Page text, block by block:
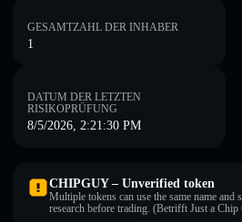
GESAMTZAHL DER INHABER
1
DATUM DER LETZTEN
RISIKOPRÜFUNG
8/5/2026, 2:21:30 PM
CHIPGUY – Unverified token
Multiple tokens can use the same name
research before trading. (Betrifft Just a Chip